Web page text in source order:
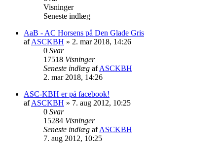
Visninger
Seneste indlæg
AaB - AC Horsens på Den Glade Gris
afASCKBH » 2. mar 2018, 14:26
0 Svar
17518 Visninger
Seneste indlæg afASCKBH
2. mar 2018, 14:26
ASC-KBH er på facebook!
afASCKBH » 7. aug 2012, 10:25
0 Svar
15284 Visninger
Seneste indlæg afASCKBH
7. aug 2012, 10:25